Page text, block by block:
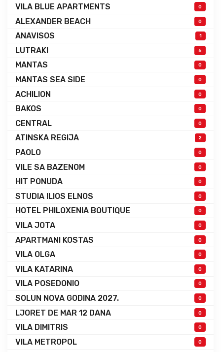
VILA BLUE APARTMENTS 0
ALEXANDER BEACH 0
ANAVISOS 1
LUTRAKI 6
MANTAS 0
MANTAS SEA SIDE 0
ACHILION 0
BAKOS 0
CENTRAL 0
ATINSKA REGIJA 2
PAOLO 0
VILE SA BAZENOM 0
HIT PONUDA 0
STUDIA ILIOS ELNOS 0
HOTEL PHILOXENIA BOUTIQUE 0
VILA JOTA 0
APARTMANI KOSTAS 0
VILA OLGA 0
VILA KATARINA 0
VILA POSEDONIO 0
SOLUN NOVA GODINA 2027. 0
LJORET DE MAR 12 DANA 0
VILA DIMITRIS 0
VILA METROPOL 0